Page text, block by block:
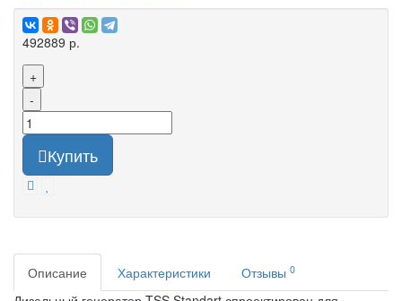
492889 р.
+
-
Купить
Описание Характеристики Отзывы 0